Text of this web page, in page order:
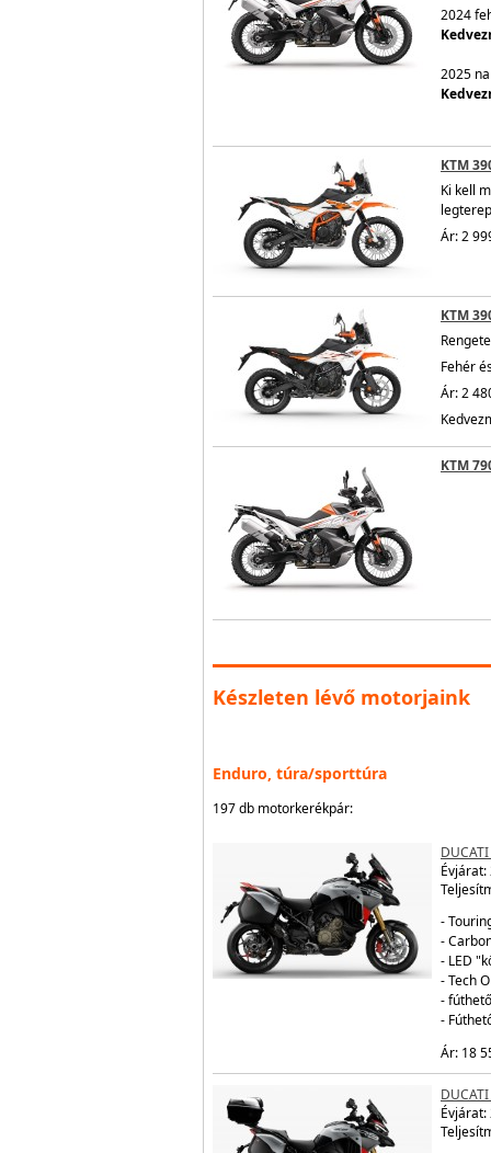
2024
2025
KTM
Ki kell
Ár: 2
KTM
Fehér
Ár: 2
KTM
Készleten lévő motorjaink
Enduro, túra/sporttúra
197 db motorkerékpár:
Évjárat:
-
-
- LED
- Tech
-
-
Ár: 18
Évjárat: